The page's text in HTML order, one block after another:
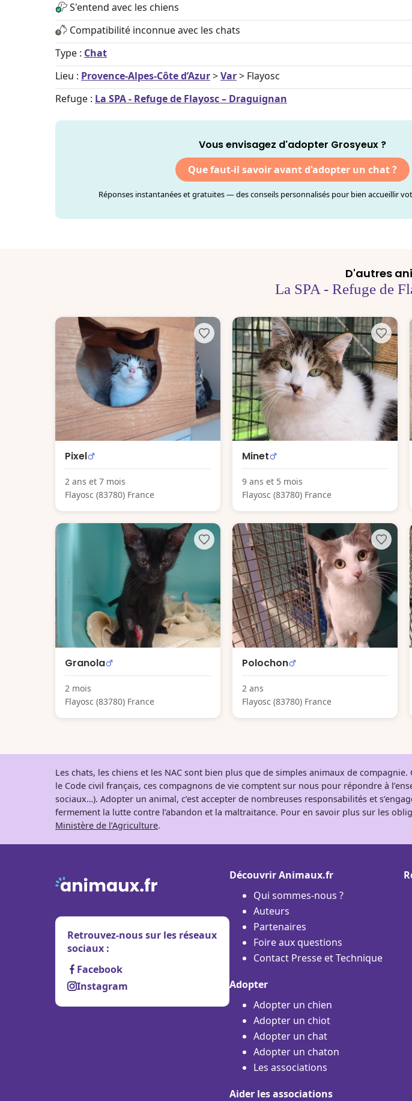
S'entend avec les chiens
Compatibilité inconnue avec les chats
Type : Chat
Lieu : Provence-Alpes-Côte d’Azur>Var> Flayosc
Refuge : La SPA - Refuge de Flayosc – Draguignan
Vous envisagez d'adopter Grosyeux ?
Que faut-il savoir avant d'adopter un chat ?
Réponses instantanées et gratuites — des conseils personnalisés pour bien accueillir
D'autres
La SPA - Refuge de
Pixel
2 ans et 7 mois
Flayosc (83780) France
Minet
9 ans et 5 mois
Flayosc (83780) France
Granola
2 mois
Flayosc (83780) France
Polochon
2 ans
Flayosc (83780) France
Les chats, les chiens et les NAC sont bien plus que de simples animaux de
le Code civil français, ces compagnons de vie comptent sur nous pour répondre à
sociaux…). Adopter un animal, c’est accepter de nombreuses responsabilités et
fermement la lutte contre l’abandon et la maltraitance. Pour en savoir plus sur les
Ministère de l’Agriculture.
Retrouvez-nous sur les réseaux
sociaux :
Facebook
Instagram
Découvrir Animaux.fr
Qui sommes-nous ?
Auteurs
Partenaires
Foire aux questions
Contact Presse et Technique
Adopter
Adopter un chien
Adopter un chiot
Adopter un chat
Adopter un chaton
Les associations
Aider les associations